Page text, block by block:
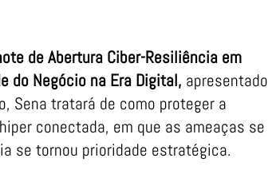
de Abertura Ciber-Resiliência em
do Negócio na Era Digital, apresentado
Sena tratará de como proteger a
conectada, em que as ameaças se
se tornou prioridade estratégica.